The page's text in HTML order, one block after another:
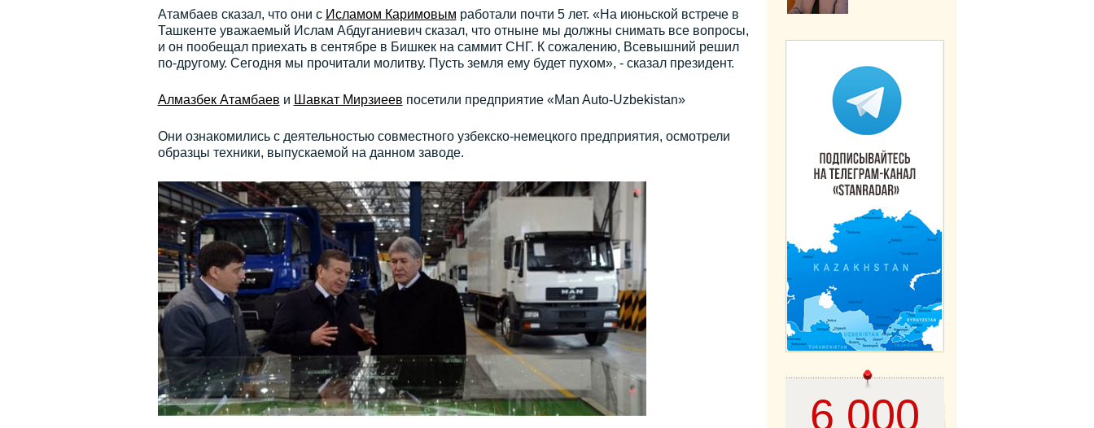
Атамбаев сказал, что они с Исламом Каримовым работали почти 5 лет. «На июньской встрече в
Ташкенте уважаемый Ислам Абдуганиевич сказал, что отныне мы должны снимать все вопросы,
и он пообещал приехать в сентябре в Бишкек на саммит СНГ. К сожалению, Всевышний решил
по-другому. Сегодня мы прочитали молитву. Пусть земля ему будет пухом», - сказал президент.
Алмазбек Атамбаев и Шавкат Мирзиеев посетили предприятие «Man Auto-Uzbekistan»
Они ознакомились с деятельностью совместного узбекско-немецкого предприятия, осмотрели
образцы техники, выпускаемой на данном заводе.
6 000